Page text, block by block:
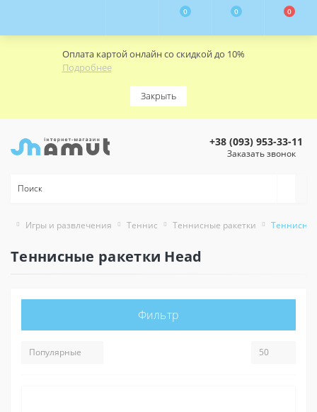
Оплата картой онлайн со скидкой до 10%
Подробнее
Закрыть
0 0 0
+38 (093) 953-33-11
Заказать звонок
Игры и развлечения Теннис Теннисные ракетки
Теннисные ракетки Head
Фильтр